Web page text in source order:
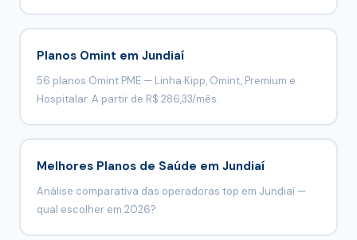
Planos Omint em Jundiaí
56 planos Omint PME — Linha Kipp, Omint, Premium e
Hospitalar. A partir de R$ 286,33/mês.
Melhores Planos de Saúde em Jundiaí
Análise comparativa das operadoras top em Jundiaí —
qual escolher em 2026?